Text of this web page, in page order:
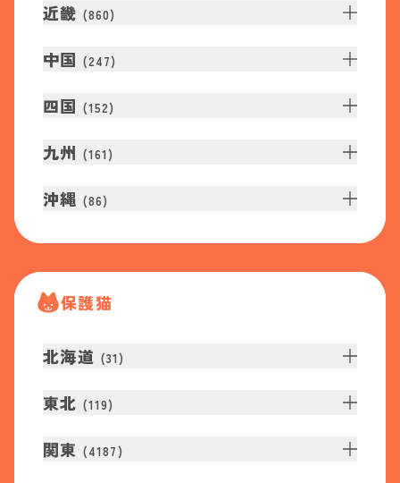
近畿 (860)
中国 (247)
四国 (152)
九州 (161 )
沖縄 (86)
保護猫
北海道 (31 )
東北 (119)
関東 (4187 )